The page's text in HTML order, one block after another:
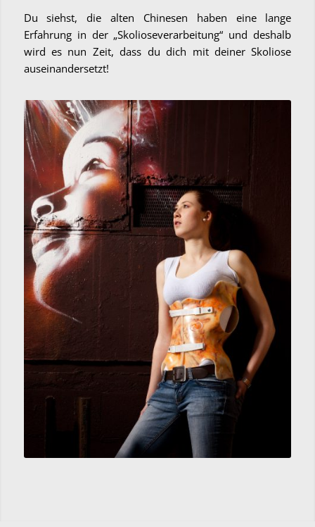
Du siehst, die alten Chinesen haben eine lange
Erfahrung in der „Skolioseverarbeitung“ und deshalb
wird es nun Zeit, dass du dich mit deiner Skoliose
auseinandersetzt!